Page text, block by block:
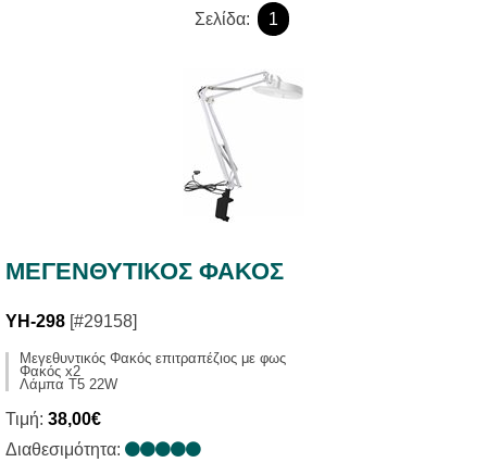
Σελίδα: 1
ΜΕΓΕΝΘΥΤΙΚΟΣ ΦΑΚΟΣ
YH-298 [#29158]
Μεγεθυντικός Φακός επιτραπέζιος με φως
Φακός x2
Λάμπα Τ5 22W
Τιμή: 38,00€
Διαθεσιμότητα: